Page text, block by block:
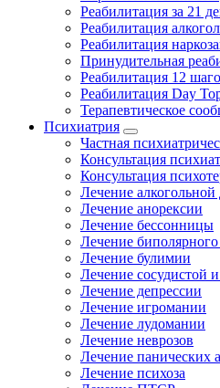
Реабилитация за 21
Реабилитация
Реабилитация
Принудительная
Реабилитация 12
Реабилитация Day
Терапевтическое
Психиатрия
Частная
Консультация
Консультация
Лечение алкогольной
Лечение анорексии
Лечение бессонницы
Лечение биполярного
Лечение булимии
Лечение сосудистой
Лечение депрессии
Лечение игромании
Лечение лудомании
Лечение неврозов
Лечение панических
Лечение психоза